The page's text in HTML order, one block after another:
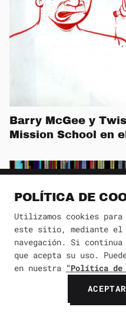
Barry McGee y
Mission School en
POLÍTICA DE
Utilizamos cookies
este sitio, mediante el
navegación. Si continua
que acepta su uso.
en nuestra "Política de